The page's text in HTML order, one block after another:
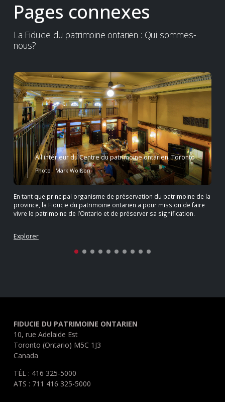
Pages connexes
La Fiducie du patrimoine ontarien : Qui sommes-
nous?
À l'intérieur du Centre du patrimoine ontarien, Toronto
Photo : Mark Wolfson
En tant que principal organisme de préservation du patrimoine de la
province, la Fiducie du patrimoine ontarien a pour mission de faire
vivre le patrimoine de l’Ontario et de préserver sa signification.
Explorer
FIDUCIE DU PATRIMOINE ONTARIEN
10, rue Adelaide Est
Toronto (Ontario) M5C 1J3
Canada
TÉL : 416 325-5000
ATS : 711 416 325-5000